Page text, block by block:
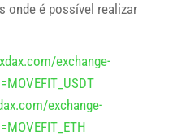
onde é possível realizar
exchange-
exchange-